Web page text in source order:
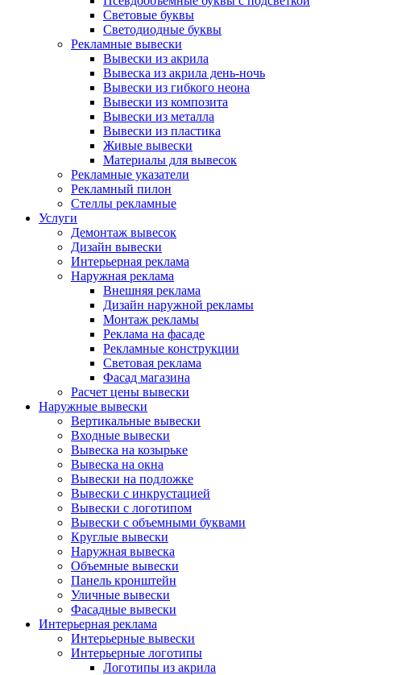
Световые буквы
Светодиодные буквы
Рекламные вывески
Вывески из акрила
Вывеска из акрила день-ночь
Вывески из гибкого неона
Вывески из композита
Вывески из металла
Вывески из пластика
Живые вывески
Материалы для вывесок
Рекламные указатели
Рекламный пилон
Стеллы рекламные
Услуги
Демонтаж вывесок
Дизайн вывески
Интерьерная реклама
Наружная реклама
Внешняя реклама
Дизайн наружной рекламы
Монтаж рекламы
Реклама на фасаде
Рекламные конструкции
Световая реклама
Фасад магазина
Расчет цены вывески
Наружные вывески
Вертикальные вывески
Входные вывески
Вывеска на козырьке
Вывеска на окна
Вывески на подложке
Вывески с инкрустацией
Вывески с логотипом
Вывески с объемными буквами
Круглые вывески
Наружная вывеска
Объемные вывески
Панель кронштейн
Уличные вывески
Фасадные вывески
Интерьерная реклама
Интерьерные вывески
Интерьерные логотипы
Логотипы из акрила